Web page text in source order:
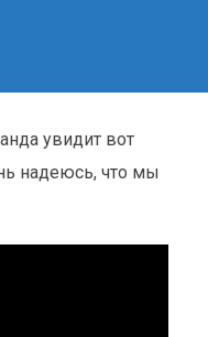
увидит вот
надеюсь, что мы